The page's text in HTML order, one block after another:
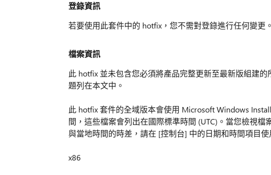
登錄資訊
若要使用此套件中的 hotfix，您不需對登錄進行任何變更。
檔案資訊
此 hotfix 並未包含您必須將產品完整更新至最新版組建
題列在本文中。
此 hotfix 套件的全域版本會使用 Microsoft Windows
間，這些檔案會列出在國際標準時間 (UTC)。當您檢視
與當地時間的時差，請在 [控制台] 中的日期和時間項目使
x86